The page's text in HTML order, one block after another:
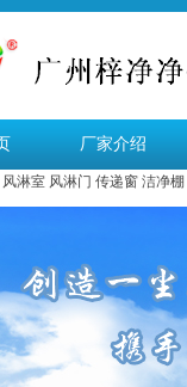
厂家介绍
风淋室 风淋门 传递窗 洁净棚